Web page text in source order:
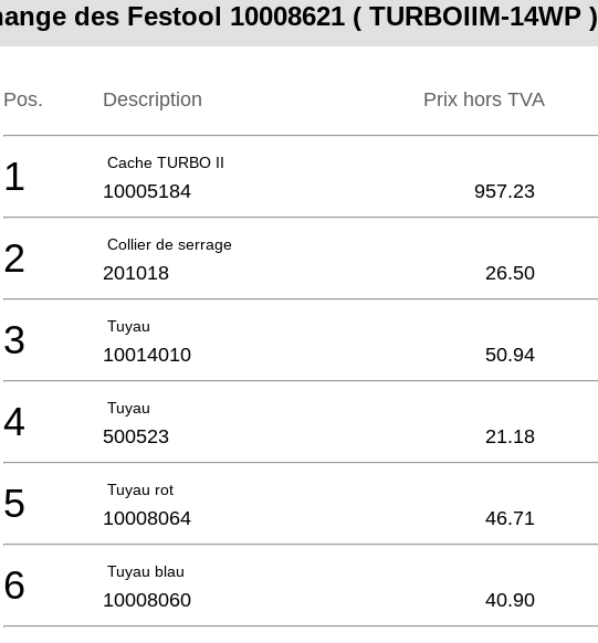
des Festool 10008621 ( TURBOIIM-14WP )
Pos. Description Prix hors TVA
Cache TURBO II
1 10005184 957.23
Collier de serrage
2 201018 26.50
Tuyau
3 10014010 50.94
Tuyau
4 500523 21.18
Tuyau rot
5 10008064 46.71
Tuyau blau
6 10008060 40.90